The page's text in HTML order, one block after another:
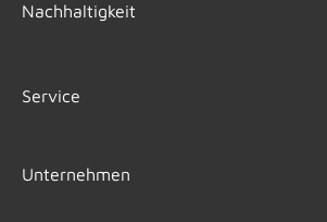
Nachhaltigkeit
Service
Unternehmen